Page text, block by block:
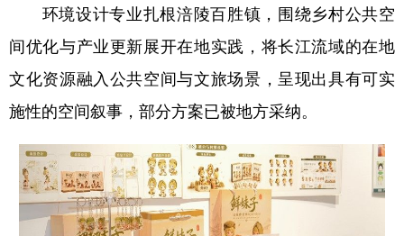
环境设计专业扎根涪陵百胜镇，围绕乡村公共空
间优化与产业更新展开在地实践，将长江流域的在地
文化资源融入公共空间与文旅场景，呈现出具有可实
施性的空间叙事，部分方案已被地方采纳。